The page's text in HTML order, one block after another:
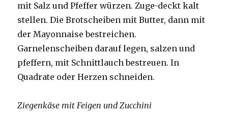
mit Salz und Pfeffer würzen. Zuge-deckt kalt
stellen. Die Brotscheiben mit Butter, dann mit
der Mayonnaise bestreichen.
Garnelenscheiben darauf legen, salzen und
pfeffern, mit Schnittlauch bestreuen. In
Quadrate oder Herzen schneiden.
Ziegenkäse mit Feigen und Zucchini